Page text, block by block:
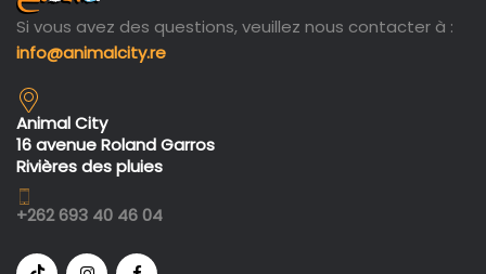
Si vous avez des questions, veuillez nous contacter à :
info@animalcity.re
Animal City
16 avenue Roland Garros
Rivières des pluies
+262 693 40 46 04